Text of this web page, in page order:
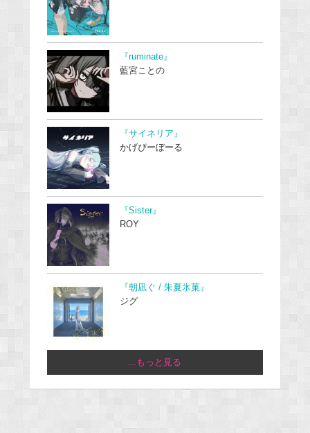
『ruminate』
藍宮ことの
『サイネリア』
かげぴーぼーる
『Sister』
ROY
『朝凪ぐ / 朱夏氷菓』
ジグ
...もっと見る